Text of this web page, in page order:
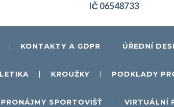
IČ 06548733
KONTAKTY A GDPR ÚŘEDNÍ
KROUŽKY PODKLADY
PRONÁJMY SPORTOVIŠŤ VIRTUÁLNÍ